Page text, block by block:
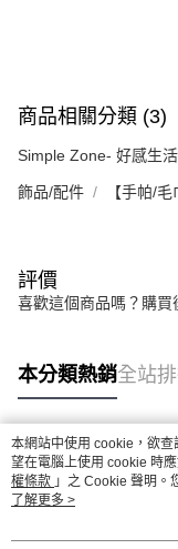
商品相關分類 (3)
Simple Zone- 好感生
飾品/配件 【手帕/毛
評價
喜歡這個商品嗎？購買
本分類熱銷全站
熱門標籤
本網站中使用 cookie，欲
望在電腦上使用 cookie 時
權條款 」之 Cookie 聲明。
用條款之 Cookie 聲明使用
了解更多 >